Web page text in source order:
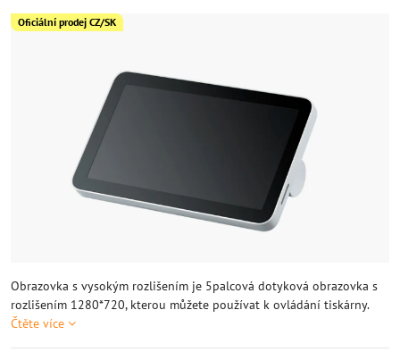
Oficiální prodej CZ/SK
Obrazovka s vysokým rozlišením je 5palcová dotyková obrazovka s
rozlišením 1280*720, kterou můžete používat k ovládání tiskárny.
Čtěte více